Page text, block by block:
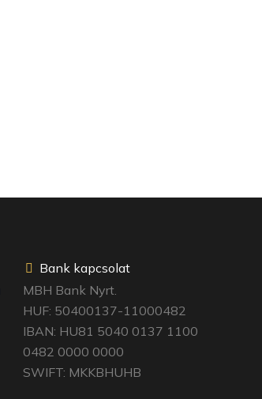
Bank kapcsolat
MBH Bank Nyrt.
HUF: 50400137-11000482
IBAN: HU81 5040 0137 1100
0482 0000 0000
SWIFT: MKKBHUHB